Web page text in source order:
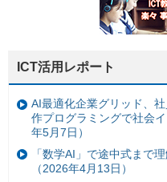
ICT活用レポート
AI最適化企業グリッド、
作プログラミングで社会
年5月7日）
「数学AI」で途中式まで
（2026年4月13日）